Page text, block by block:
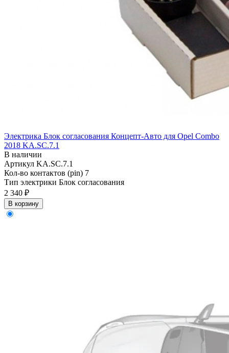
Электрика Блок согласования Концепт-Авто для Opel Combo
2018 KA.SC.7.1
В наличии
Артикул KA.SC.7.1
Кол-во контактов (pin) 7
Тип электрики Блок согласования
2 340 ₽
В корзину